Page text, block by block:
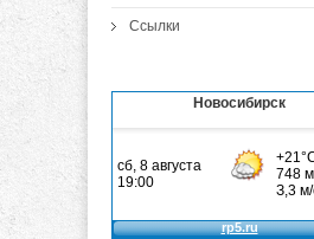
Ссылки
Новосибирск